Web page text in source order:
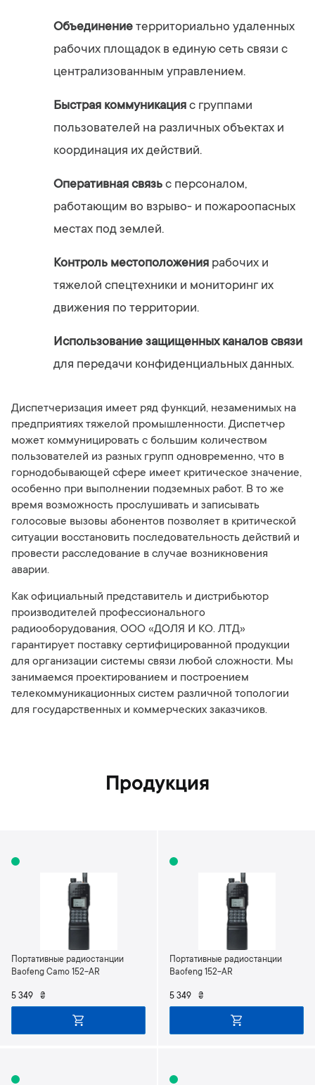
Объединение территориально удаленных
рабочих площадок в единую сеть связи с
централизованным управлением.
Быстрая коммуникация с группами
пользователей на различных объектах и ​​
координация их действий.
Оперативная связь с персоналом,
работающим во взрыво- и пожароопасных
местах под землей.
Контроль местоположения рабочих и
тяжелой спецтехники и мониторинг их
движения по территории.
Использование защищенных каналов связи
для передачи конфиденциальных данных.
Диспетчеризация имеет ряд функций, незаменимых на
предприятиях тяжелой промышленности. Диспетчер
может коммуницировать с большим количеством
пользователей из разных групп одновременно, что в
горнодобывающей сфере имеет критическое значение,
особенно при выполнении подземных работ. В то же
время возможность прослушивать и записывать
голосовые вызовы абонентов позволяет в критической
ситуации восстановить последовательность действий и
провести расследование в случае возникновения
аварии.
Как официальный представитель и дистрибьютор
производителей профессионального
радиооборудования, ООО «ДОЛЯ И КО. ЛТД»
гарантирует поставку сертифицированной продукции
для организации системы связи любой сложности. Мы
занимаемся проектированием и построением
телекоммуникационных систем различной топологии
для государственных и коммерческих заказчиков.
Продукция
Портативные радиостанции
Baofeng Camo 152-AR
5 349 ₴
Портативные радиостанции
Baofeng 152-AR
5 349 ₴